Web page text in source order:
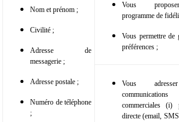
Nom et prénom ;
Civilité ;
Adresse de
messagerie ;
Adresse postale ;
Numéro de téléphone
;
Vous
programme de
Vous permettre de
préférences ;
Vous
communications
commerciales (i)
directe (email,